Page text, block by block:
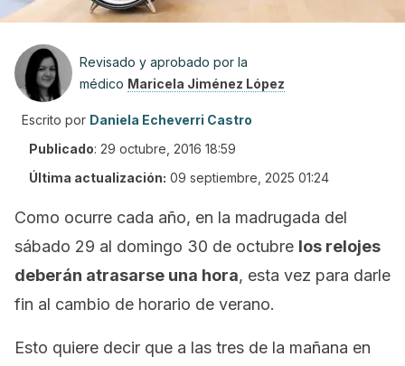
Revisado y aprobado por la
médico Maricela Jiménez López
Escrito por Daniela Echeverri Castro
Publicado: 29 octubre, 2016 18:59
Última actualización: 09 septiembre, 2025 01:24
Como ocurre cada año, en la madrugada del
sábado 29 al domingo 30 de octubre los relojes
deberán atrasarse una hora, esta vez para darle
fin al cambio de horario de verano.
Esto quiere decir que a las tres de la mañana en